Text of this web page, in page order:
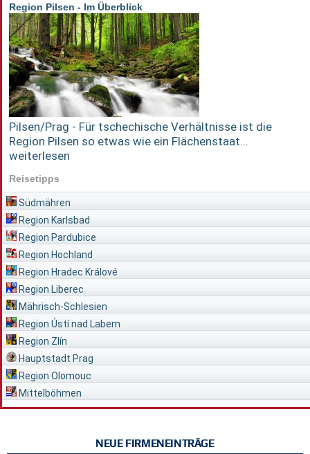
Region Pilsen - Im Überblick
Pilsen/Prag - Für tschechische Verhältnisse ist die
Region Pilsen so etwas wie ein Flächenstaat...
weiterlesen
Reisetipps
Südmähren
Region Karlsbad
Region Pardubice
Region Hochland
Region Hradec Králové
Region Liberec
Mährisch-Schlesien
Region Ústí nad Labem
Region Zlín
Hauptstadt Prag
Region Olomouc
Mittelböhmen
NEUE FIRMENEINTRÄGE